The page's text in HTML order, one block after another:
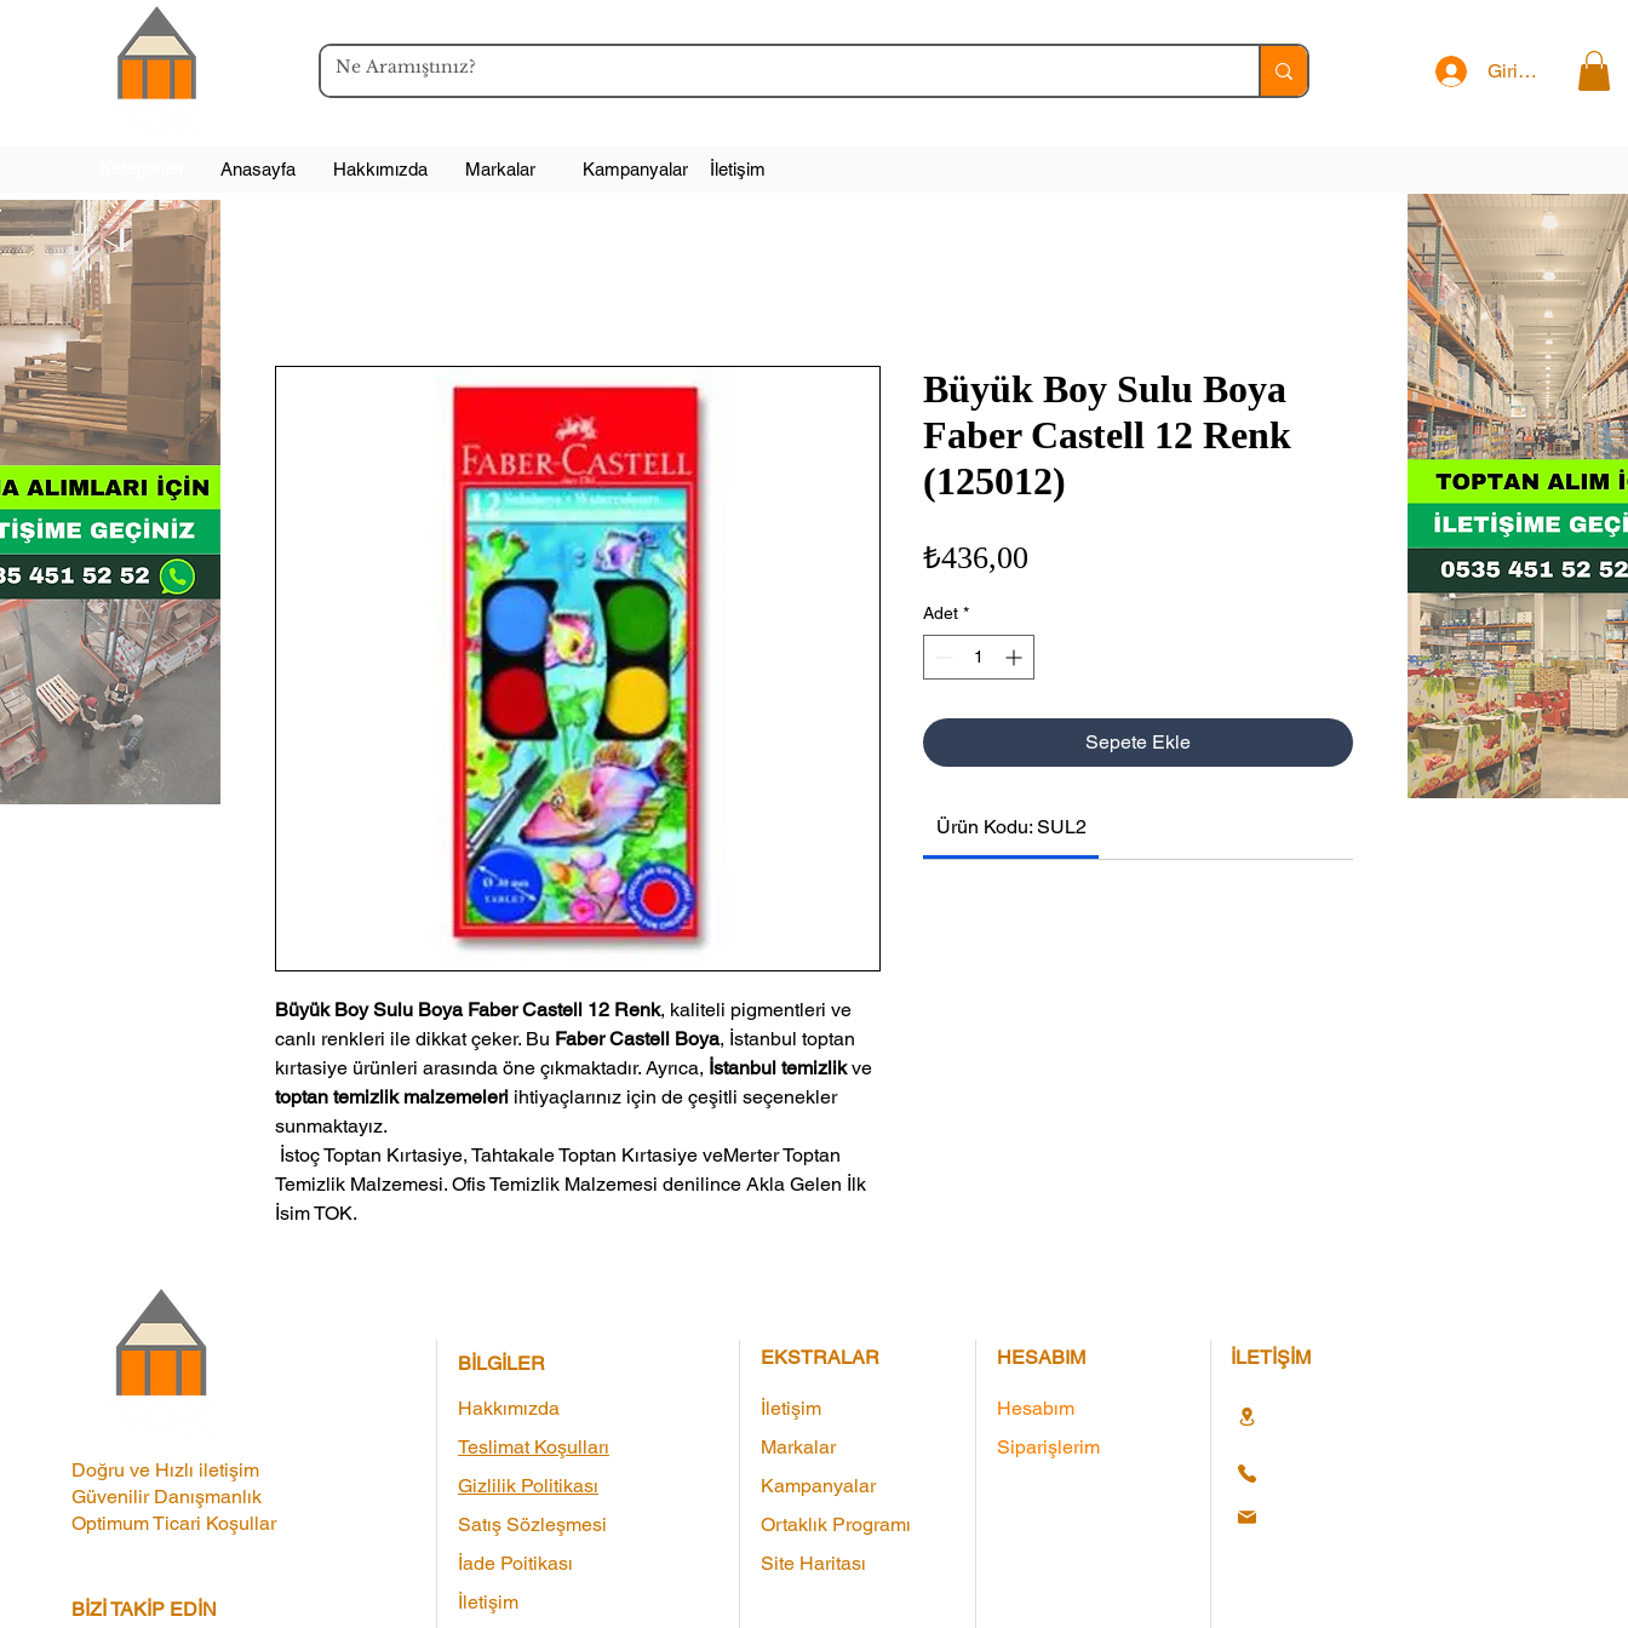
Giriş Yap
Anasayfa Hakkımızda Markalar Kampanyalar İletişim
Büyük Boy Sulu Boya Faber Castell 12 Renk, kaliteli pigmentleri ve
canlı renkleri ile dikkat çeker. Bu Faber Castell Boya, İstanbul toptan
kırtasiye ürünleri arasında öne çıkmaktadır. Ayrıca, İstanbul temizlikve
toptan temizlik malzemeleri ihtiyaçlarınız için de çeşitli seçenekler
sunmaktayız.
Temizlik Malzemesi. Ofis Temizlik Malzemesi denilince Akla Gelen İlk
İsim TOK.
Büyük Boy Sulu Boya
Faber Castell 12 Renk
(125012)
₺436,00
Adet *
Sepete Ekle
Ürün Kodu: SUL2
Doğru ve Hızlı iletişim
Güvenilir Danışmanlık
Optimum Ticari Koşullar
BİZİ TAKİP EDİN
BİLGİLER
Hakkımızda
Teslimat Koşulları
Gizlilik Politikası
Satış Sözleşmesi
İade Poitikası
İletişim
EKSTRALAR
İletişim
Markalar
Kampanyalar
Ortaklık Programı
Site Haritası
HESABIM
Hesabım
Siparişlerim
İLETİŞİM